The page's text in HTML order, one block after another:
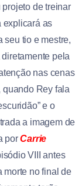
de treinar
explicará as
seu tio e mestre,
pela
nas cenas
quando Rey fala
e o
a imagem de
porCarrie
VIII antes
morte no final de